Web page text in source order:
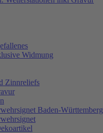
Widmung
Zinnreliefs
Baden-Württemberg